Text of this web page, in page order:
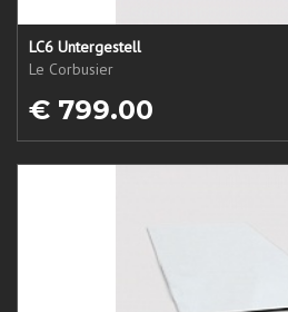
LC6 Untergestell
Le Corbusier
€ 799.00